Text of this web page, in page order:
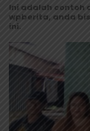
Ini adalah contoh
wpberita, anda
ini.